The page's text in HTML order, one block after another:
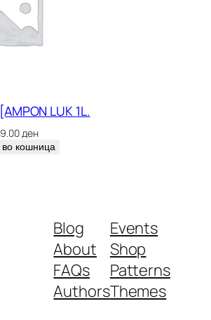
LUK 1L.
ден
во кошница
Blog
About
FAQs
Authors
Events
Shop
Patterns
Themes